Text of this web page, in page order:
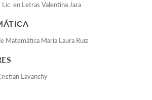
Lic. en Letras Valentina Jara
Matemática María Laura Ruiz
Lavanchy